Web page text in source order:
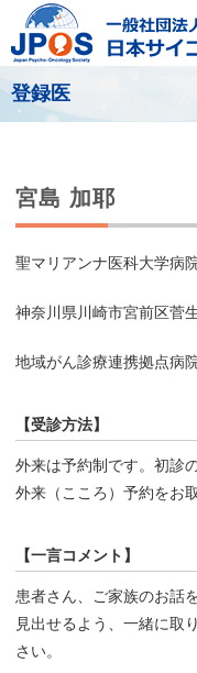
登録医
宮島 加耶
聖マリアンナ医科大学病
神奈川県川崎市宮前区菅
地域がん診療連携拠点病
【受診方法】
外来は予約制です。初診
外来（こころ）予約をお
【一言コメント】
患者さん、ご家族のお話
見出せるよう、一緒に取
さい。